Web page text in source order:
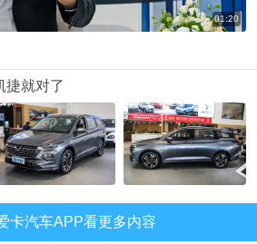
01:20
捷就对了
卡汽车APP看更多内容